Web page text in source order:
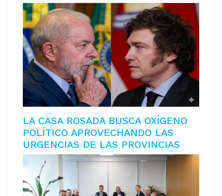
LA CASA ROSADA BUSCA OXÍGENO
POLÍTICO APROVECHANDO LAS
URGENCIAS DE LAS PROVINCIAS